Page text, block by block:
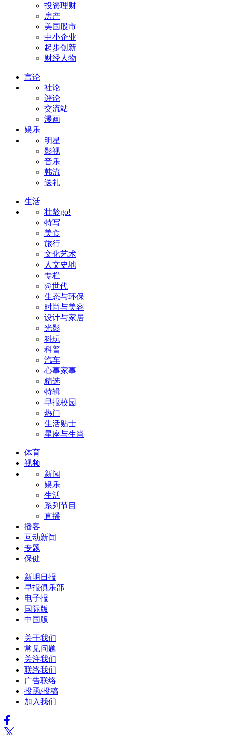
投资理财
房产
美国股市
中小企业
起步创新
财经人物
言论
社论
评论
交流站
漫画
娱乐
明星
影视
音乐
韩流
送礼
生活
壮龄go!
特写
美食
旅行
文化艺术
人文史地
专栏
@世代
生态与环保
时尚与美容
设计与家居
光影
科玩
科普
汽车
心事家事
精选
特辑
早报校园
热门
生活贴士
星座与生肖
体育
视频
新闻
娱乐
生活
系列节目
直播
播客
互动新闻
专题
保健
新明日报
早报俱乐部
电子报
国际版
中国版
关于我们
常见问题
关注我们
联络我们
广告联络
投函/投稿
加入我们